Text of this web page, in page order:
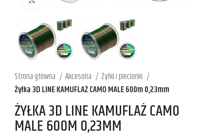
Strona główna Akcesoria
Żyłki i plecionki
Żyłka 3D LINE KAMUFLAŻ CAMO MALE 600m 0,23mm
ŻYŁKA 3D LINE KAMUFLAŻ CAMO
MALE 600M 0,23MM